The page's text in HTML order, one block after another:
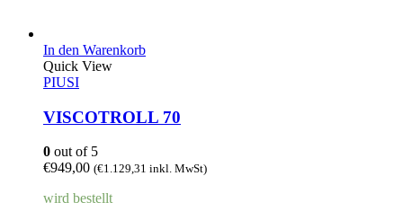
In den Warenkorb
Quick View
PIUSI
VISCOTROLL 70
0 out of 5
€949,00 (€1.129,31 inkl. MwSt)
wird bestellt